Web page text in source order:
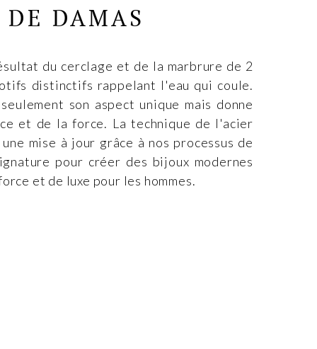
DAMAS
du cerclage et de la marbrure de 2
distinctifs rappelant l'eau qui coule.
son aspect unique mais donne
et de la force. La technique de l'acier
mise à jour grâce à nos processus de
pour créer des bijoux modernes
et de luxe pour les hommes.